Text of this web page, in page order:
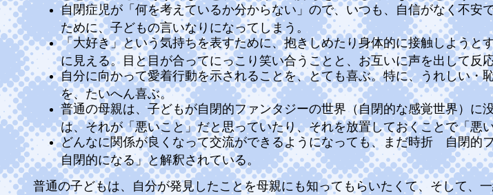
自閉症児が「何を考えているか分からない」ので、いつも、自信がなく不
ために、子どもの言いなりになってしまう。
「大好き」という気持ちを表すために、抱きしめたり身体的に接触しよう
に見える。目と目が合ってにっこり笑い合うことと、お互いに声を出して反
自分に向かって愛着行動を示されることを、とても喜ぶ。特に、うれしい
を、たいへん喜ぶ。
普通の母親は、子どもが自閉的ファンタジーの世界（自閉的な感覚世界）
は、それが「悪いこと」だと思っていたり、それを放置しておくことで「悪
どんなに関係が良くなって交流ができるようになっても、まだ時折 自閉的
自閉的になる」と解釈されている。
普通の子どもは、自分が発見したことを母親にも知ってもらいたくて、そして、